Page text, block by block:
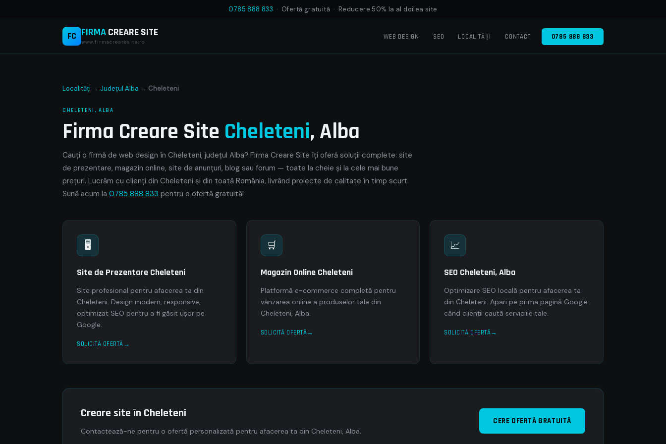
0785 888 833 · Ofertă gratuită · Reducere 50% la al doilea site
FC FIRMACREARE SITE
www.firmacrearesite.ro
WEB DESIGN SEO LOCALITĂȚI CONTACT 0785 888 833
Localități → Județul Alba → Cheleteni
CHELETENI, ALBA
Firma Creare Site Cheleteni, Alba
Cauți o firmă de web design în Cheleteni, județul Alba? Firma Creare Site îți oferă soluții complete: site
de prezentare, magazin online, site de anunțuri, blog sau forum — toate la cheie și la cele mai bune
prețuri. Lucrăm cu clienți din Cheleteni și din toată România, livrând proiecte de calitate în timp scurt.
Sună acum la 0785 888 833 pentru o ofertă gratuită!
🖥
Site de Prezentare Cheleteni
Site profesional pentru afacerea ta din
Cheleteni. Design modern, responsive,
optimizat SEO pentru a fi găsit ușor pe
Google.
SOLICITĂ OFERTĂ
🛒
Magazin Online Cheleteni
Platformă e-commerce completă pentru
vânzarea online a produselor tale din
Cheleteni, Alba.
SOLICITĂ OFERTĂ
📈
SEO Cheleteni, Alba
Optimizare SEO locală pentru afacerea ta
din Cheleteni. Apari pe prima pagină Google
când clienții caută serviciile tale.
SOLICITĂ OFERTĂ
Creare site în Cheleteni
Contactează-ne pentru o ofertă personalizată pentru afacerea ta din Cheleteni, Alba.
CERE OFERTĂ GRATUITĂ